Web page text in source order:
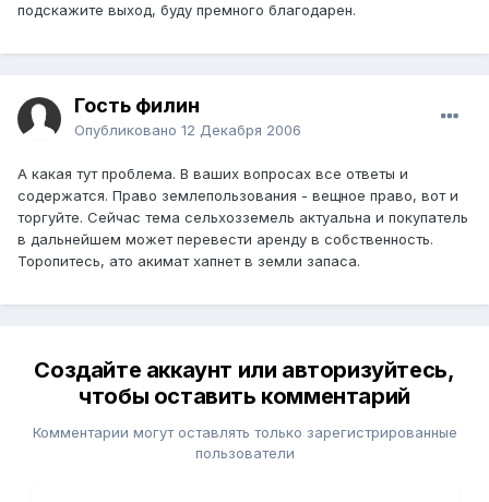
подскажите выход, буду премного благодарен.
Гость филин
Опубликовано 12 Декабря 2006
А какая тут проблема. В ваших вопросах все ответы и
содержатся. Право землепользования - вещное право, вот и
торгуйте. Сейчас тема сельхозземель актуальна и покупатель
в дальнейшем может перевести аренду в собственность.
Торопитесь, ато акимат хапнет в земли запаса.
Создайте аккаунт или авторизуйтесь,
чтобы оставить комментарий
Комментарии могут оставлять только зарегистрированные
пользователи